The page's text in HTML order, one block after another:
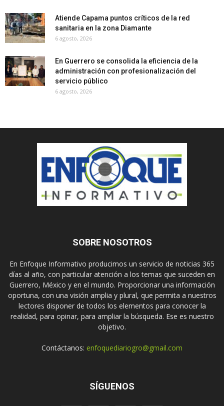
Atiende Capama puntos críticos de la red
sanitaria en la zona Diamante
6 agosto, 2026
En Guerrero se consolida la eficiencia de la
administración con profesionalización del
servicio público
6 agosto, 2026
SOBRE NOSOTROS
En Enfoque Informativo producimos un servicio de noticias 365
días al año, con particular atención a los temas que suceden en
Guerrero, México y en el mundo. Proporcionar una información
oportuna, con una visión amplia y plural, que permita a nuestros
lectores disponer de todos los elementos para conocer la
realidad, para opinar, para ampliar la búsqueda. Ese es nuestro
objetivo.
Contáctanos: enfoquediariogro@gmail.com
SÍGUENOS